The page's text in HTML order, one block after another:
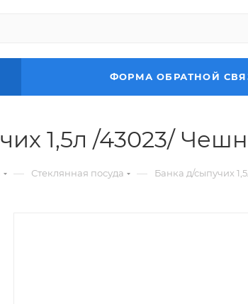
ФОРМА ОБРАТНОЙ
1,5л /43023/
— Стеклянная посуда — Банка д/сыпучих